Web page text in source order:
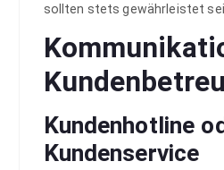
sollten stets gewährleistet
Kundenhotline
Kundenservice